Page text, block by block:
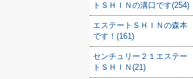
トＳＨＩＮの溝口です(254)
エステートＳＨＩＮの森本
です！(161)
センチュリー２１エステー
トＳＨＩＮ(21)